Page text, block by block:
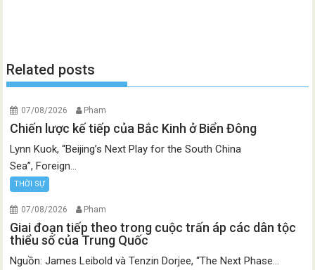
Related posts
07/08/2026 Pham
Chiến lược kế tiếp của Bắc Kinh ở Biển Đông
Lynn Kuok, “Beijing’s Next Play for the South China
Sea”, Foreign...
THỜI SỰ
07/08/2026 Pham
Giai đoạn tiếp theo trong cuộc trấn áp các dân tộc
thiểu số của Trung Quốc
Nguồn: James Leibold và Tenzin Dorjee, “The Next Phase...